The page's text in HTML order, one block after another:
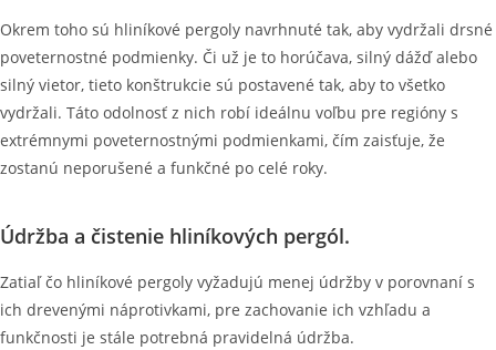
Okrem toho sú hliníkové pergoly navrhnuté tak, aby vydržali drsné
poveternostné podmienky. Či už je to horúčava, silný dážď alebo
silný vietor, tieto konštrukcie sú postavené tak, aby to všetko
vydržali. Táto odolnosť z nich robí ideálnu voľbu pre regióny s
extrémnymi poveternostnými podmienkami, čím zaisťuje, že
zostanú neporušené a funkčné po celé roky.
Údržba a čistenie hliníkových pergól.
Zatiaľ čo hliníkové pergoly vyžadujú menej údržby v porovnaní s
ich drevenými náprotivkami, pre zachovanie ich vzhľadu a
funkčnosti je stále potrebná pravidelná údržba.